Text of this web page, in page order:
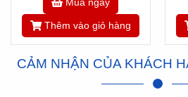
Mua ngay
Thêm vào giỏ hàng
CẢM NHẬN CỦA KHÁCH